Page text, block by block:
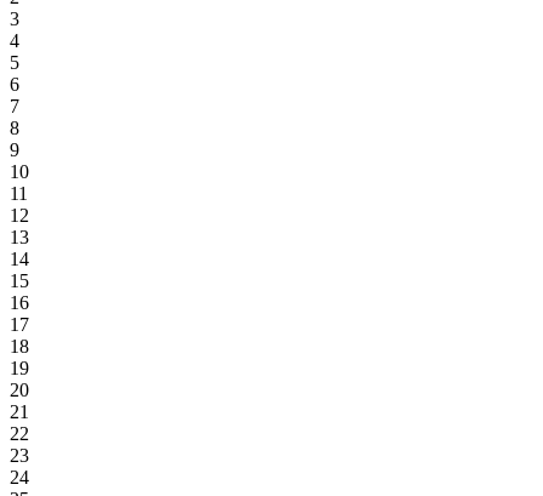
3
4
5
6
7
8
9
10
11
12
13
14
15
16
17
18
19
20
21
22
23
24